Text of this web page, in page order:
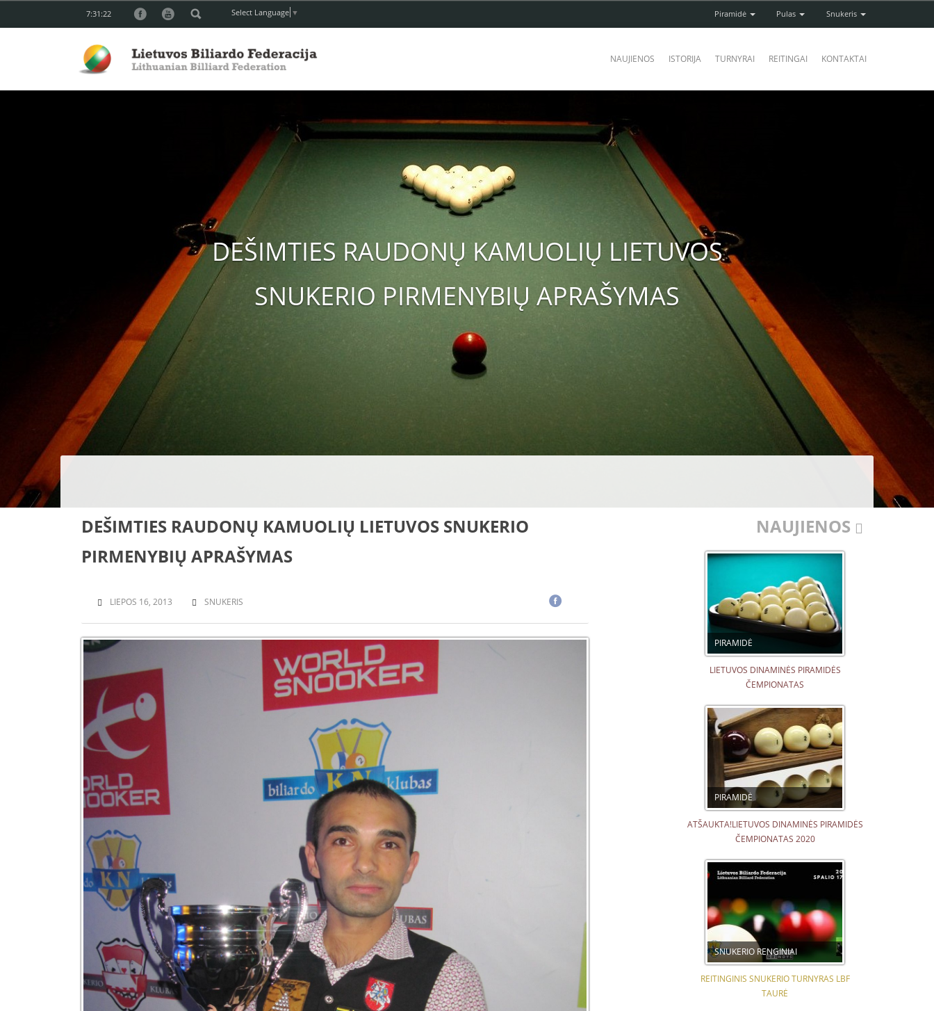
7:31:24 Select Language ▼ Piramidė Pulas Snukeris
NAUJIENOS ISTORIJA TURNYRAI REITINGAI KONTAKTAI
DEŠIMTIES RAUDONŲ KAMUOLIŲ LIETUVOS
SNUKERIO PIRMENYBIŲ APRAŠYMAS
DEŠIMTIES RAUDONŲ KAMUOLIŲ LIETUVOS SNUKERIO
PIRMENYBIŲ APRAŠYMAS
LIEPOS 16, 2013 SNUKERIS
NAUJIENOS
PIRAMIDĖ
LIETUVOS DINAMINĖS PIRAMIDĖS
ČEMPIONATAS
PIRAMIDĖ
ATŠAUKTA!LIETUVOS DINAMINĖS PIRAMIDĖS
ČEMPIONATAS 2020
SNUKERIO RENGINIAI
REITINGINIS SNUKERIO TURNYRAS LBF
TAURĖ